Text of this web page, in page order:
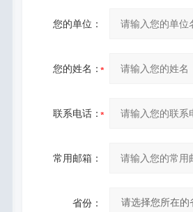
您的单位：
您的姓名：
联系电话：
常用邮箱：
省份：